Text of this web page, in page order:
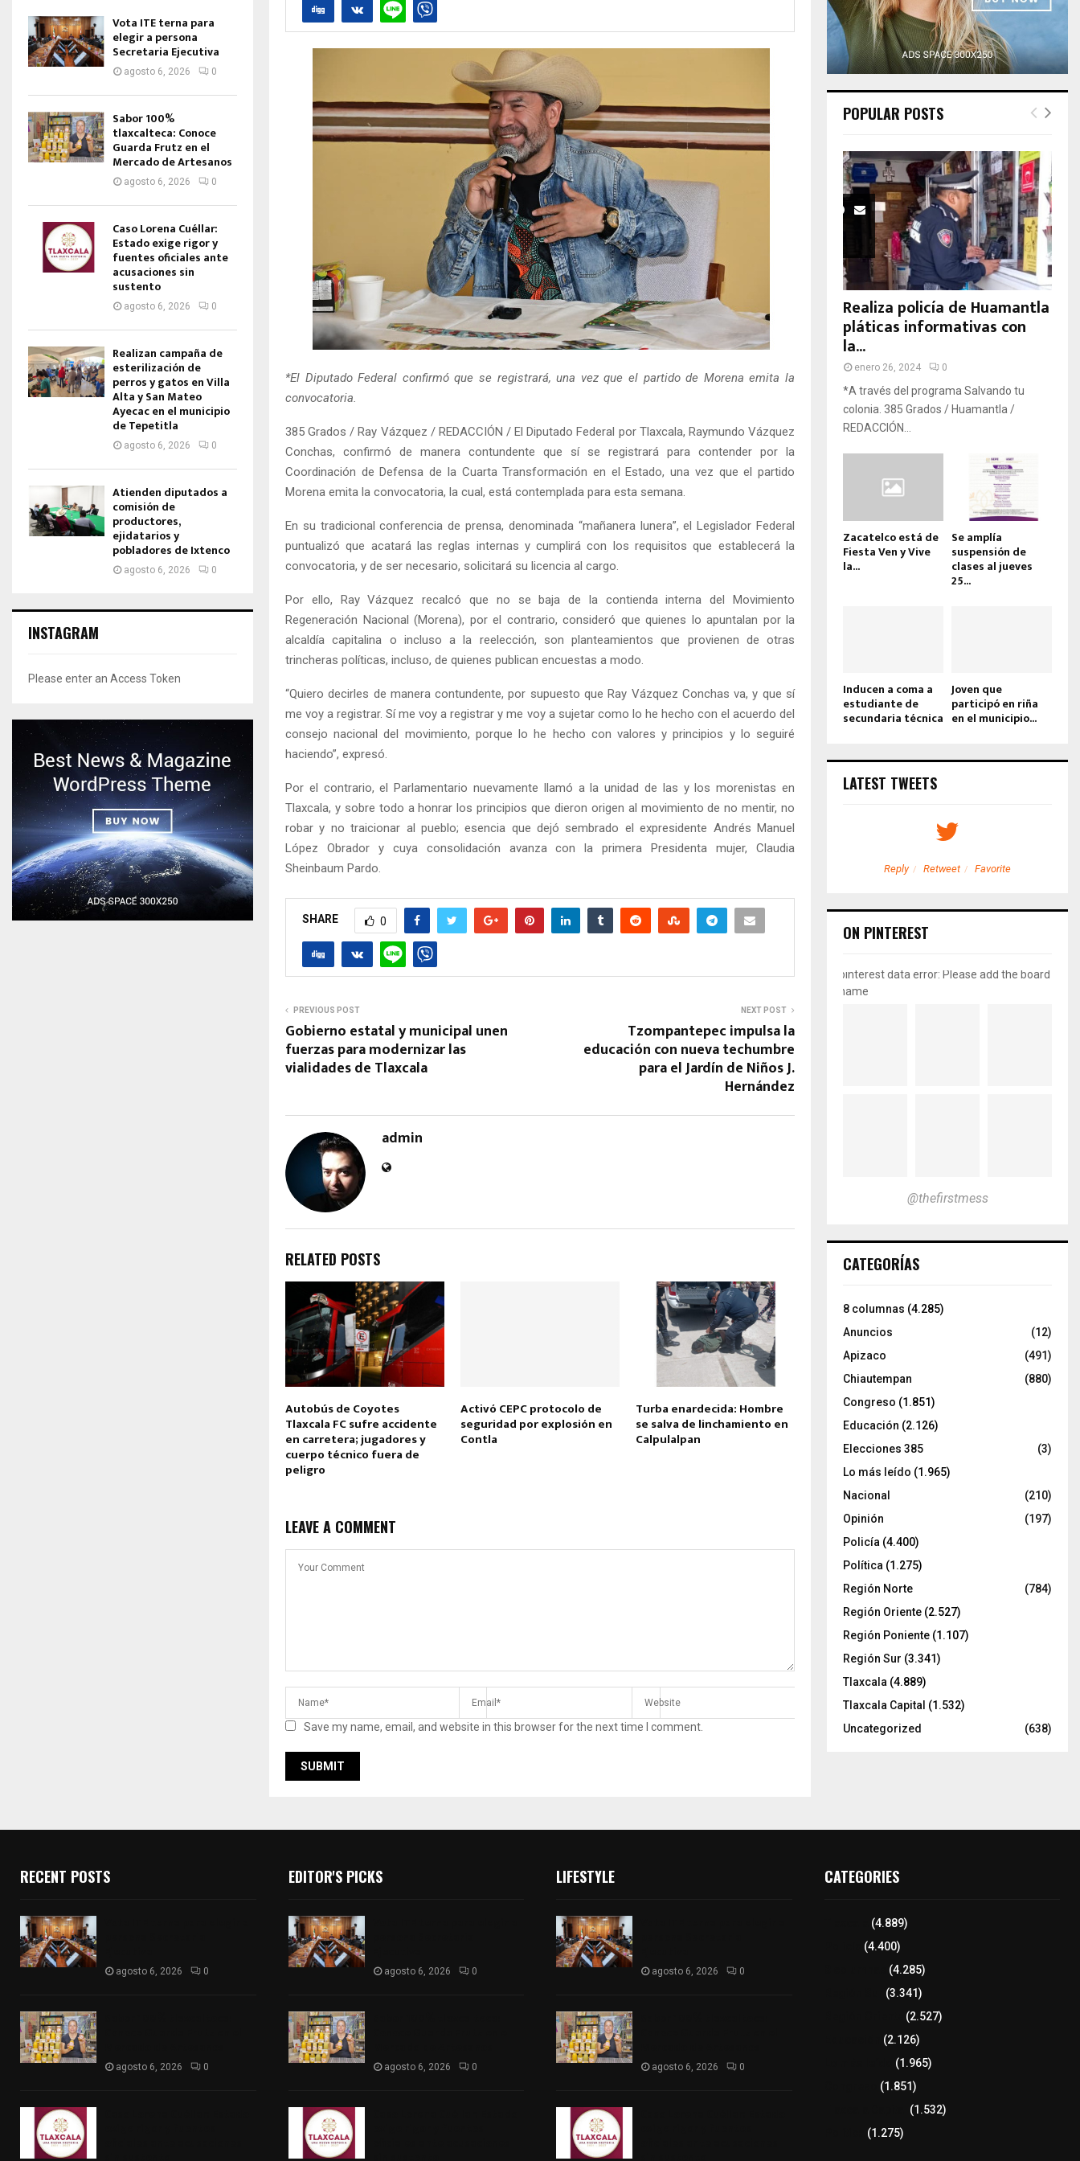
*El Diputado Federal confirmó que se registrará, una vez que el partido de Morena emita la
convocatoria.
385 Grados / Ray Vázquez / REDACCIÓN / El Diputado Federal por Tlaxcala, Raymundo Vázquez
Conchas, confirmó de manera contundente que sí se registrará para contender por la
Coordinación de Defensa de la Cuarta Transformación en el Estado, una vez que el partido
Morena emita la convocatoria, la cual, está contemplada para esta semana.
En su tradicional conferencia de prensa, denominada “mañanera lunera”, el Legislador Federal
puntualizó que acatará las reglas internas y cumplirá con los requisitos que establecerá la
convocatoria, y de ser necesario, solicitará su licencia al cargo.
Por ello, Ray Vázquez recalcó que no se baja de la contienda interna del Movimiento
Regeneración Nacional (Morena), por el contrario, consideró que quienes lo apuntalan por la
alcaldía capitalina o incluso a la reelección, son planteamientos que provienen de otras
trincheras políticas, incluso, de quienes publican encuestas a modo.
“Quiero decirles de manera contundente, por supuesto que Ray Vázquez Conchas va, y que sí
me voy a registrar. Sí me voy a registrar y me voy a sujetar como lo he hecho con el acuerdo del
consejo nacional del movimiento, porque lo he hecho con valores y principios y lo seguiré
haciendo”, expresó.
Por el contrario, el Parlamentario nuevamente llamó a la unidad de las y los morenistas en
Tlaxcala, y sobre todo a honrar los principios que dieron origen al movimiento de no mentir, no
robar y no traicionar al pueblo; esencia que dejó sembrado el expresidente Andrés Manuel
López Obrador y cuya consolidación avanza con la primera Presidenta mujer, Claudia
Sheinbaum Pardo.
SHARE 0
PREVIOUS POST
Gobierno estatal y municipal unen
fuerzas para modernizar las
vialidades de Tlaxcala
NEXT POST
Tzompantepec impulsa la
educación con nueva techumbre
para el Jardín de Niños J.
Hernández
admin
RELATED POSTS
Autobús de Coyotes
Tlaxcala FC sufre accidente
en carretera; jugadores y
cuerpo técnico fuera de
peligro
Activó CEPC protocolo de
seguridad por explosión en
Contla
Turba enardecida: Hombre
se salva de linchamiento en
Calpulalpan
LEAVE A COMMENT
Save my name, email, and website in this browser for the next time I comment.
Vota ITE terna para
elegir a persona
Secretaria Ejecutiva
agosto 6, 2026 0
Sabor 100%
tlaxcalteca: Conoce
Guarda Frutz en el
Mercado de Artesanos
agosto 6, 2026 0
Caso Lorena Cuéllar:
Estado exige rigor y
fuentes oficiales ante
acusaciones sin
sustento
agosto 6, 2026 0
Realizan campaña de
esterilización de
perros y gatos en Villa
Alta y San Mateo
Ayecac en el municipio
de Tepetitla
agosto 6, 2026 0
Atienden diputados a
comisión de
productores,
ejidatarios y
pobladores de Ixtenco
agosto 6, 2026 0
INSTAGRAM
Please enter an Access Token
POPULAR POSTS
Realiza policía de Huamantla
pláticas informativas con
la...
enero 26, 2024 0
*A través del programa Salvando tu
colonia. 385 Grados / Huamantla /
REDACCIÓN...
Zacatelco está de
Fiesta Ven y Vive
la...
Se amplía
suspensión de
clases al jueves
25...
Inducen a coma a
estudiante de
secundaria técnica
Joven que
participó en riña
en el municipio...
LATEST TWEETS
Reply Retweet Favorite
ON PINTEREST
pinterest data error: Please add the board
name
@thefirstmess
CATEGORÍAS
8 columnas (4.285)
Anuncios
(12)
Apizaco
(491)
Chiautempan
(880)
Congreso (1.851)
Educación (2.126)
Elecciones 385
(3)
Lo más leído (1.965)
Nacional
(210)
Opinión
(197)
Policía (4.400)
Política (1.275)
Región Norte
(784)
Región Oriente (2.527)
Región Poniente (1.107)
Región Sur (3.341)
Tlaxcala (4.889)
Tlaxcala Capital (1.532)
Uncategorized
(638)
RECENT POSTS
agosto 6, 2026 0
agosto 6, 2026 0
EDITOR'S PICKS
agosto 6, 2026 0
agosto 6, 2026 0
LIFESTYLE
agosto 6, 2026 0
agosto 6, 2026 0
CATEGORIES
(4.889)
(4.400)
(4.285)
(3.341)
(2.527)
(2.126)
(1.965)
(1.851)
(1.532)
(1.275)